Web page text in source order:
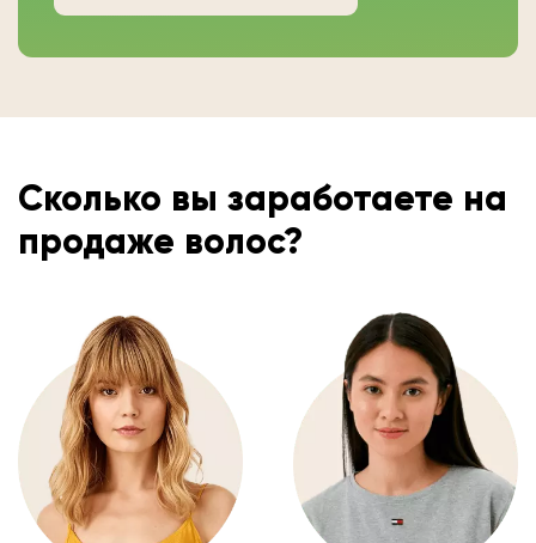
Сколько вы заработаете на
продаже волос?